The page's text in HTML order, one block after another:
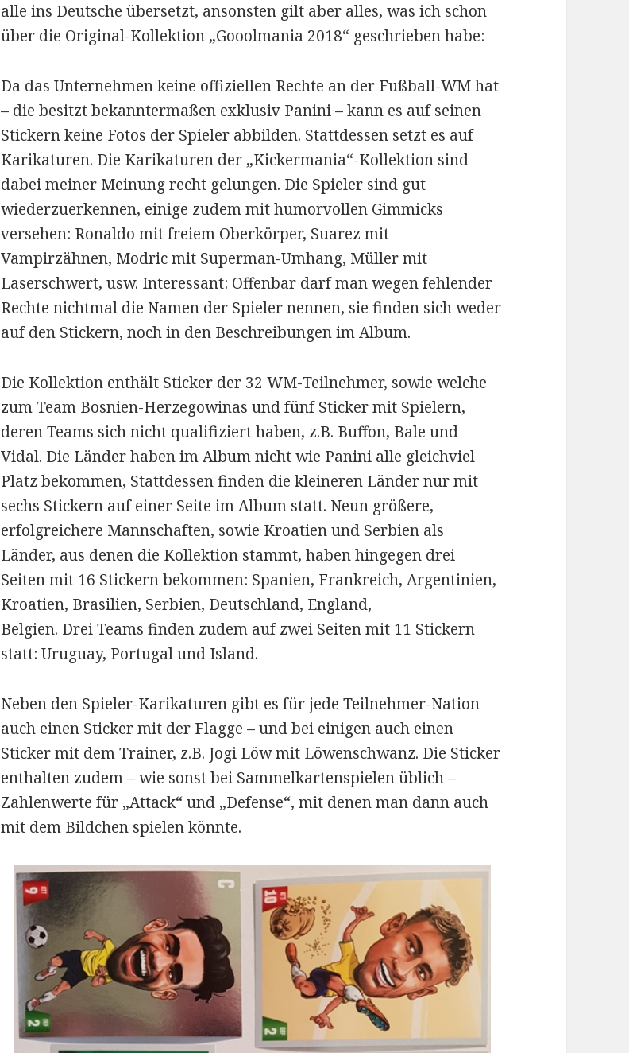
alle ins Deutsche übersetzt, ansonsten gilt aber alles, was ich schon
über die Original-Kollektion „Gooolmania 2018“ geschrieben habe:
Da das Unternehmen keine offiziellen Rechte an der Fußball-WM hat
– die besitzt bekanntermaßen exklusiv Panini – kann es auf seinen
Stickern keine Fotos der Spieler abbilden. Stattdessen setzt es auf
Karikaturen. Die Karikaturen der „Kickermania“-Kollektion sind
dabei meiner Meinung recht gelungen. Die Spieler sind gut
wiederzuerkennen, einige zudem mit humorvollen Gimmicks
versehen: Ronaldo mit freiem Oberkörper, Suarez mit
Vampirzähnen, Modric mit Superman-Umhang, Müller mit
Laserschwert, usw. Interessant: Offenbar darf man wegen fehlender
Rechte nichtmal die Namen der Spieler nennen, sie finden sich weder
auf den Stickern, noch in den Beschreibungen im Album.
Die Kollektion enthält Sticker der 32 WM-Teilnehmer, sowie welche
zum Team Bosnien-Herzegowinas und fünf Sticker mit Spielern,
deren Teams sich nicht qualifiziert haben, z.B. Buffon, Bale und
Vidal. Die Länder haben im Album nicht wie Panini alle gleichviel
Platz bekommen, Stattdessen finden die kleineren Länder nur mit
sechs Stickern auf einer Seite im Album statt. Neun größere,
erfolgreichere Mannschaften, sowie Kroatien und Serbien als
Länder, aus denen die Kollektion stammt, haben hingegen drei
Seiten mit 16 Stickern bekommen: Spanien, Frankreich, Argentinien,
Kroatien, Brasilien, Serbien, Deutschland, England,
Belgien. Drei Teams finden zudem auf zwei Seiten mit 11 Stickern
statt: Uruguay, Portugal und Island.
Neben den Spieler-Karikaturen gibt es für jede Teilnehmer-Nation
auch einen Sticker mit der Flagge – und bei einigen auch einen
Sticker mit dem Trainer, z.B. Jogi Löw mit Löwenschwanz. Die Sticker
enthalten zudem – wie sonst bei Sammelkartenspielen üblich –
Zahlenwerte für „Attack“ und „Defense“, mit denen man dann auch
mit dem Bildchen spielen könnte.